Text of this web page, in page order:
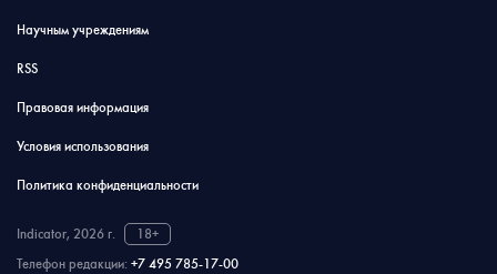
Научным учреждениям
RSS
Правовая информация
Условия использования
Политика конфиденциальности
Indicator, 2026 г.
18+
Телефон редакции: +7 495 785-17-00